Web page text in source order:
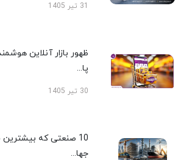
ظهور بازار آنلاین
پا...
30 تیر 1405
10 صنعتی که بیشترین
جها...